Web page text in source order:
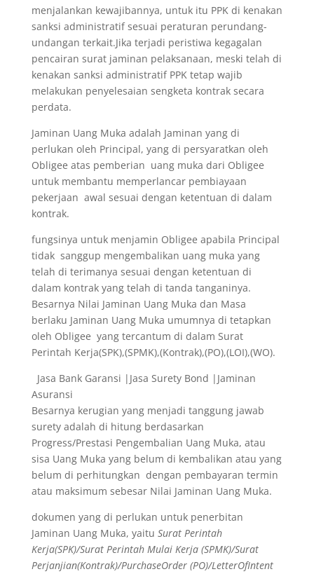
menjalankan kewajibannya, untuk itu PPK di kenakan
sanksi administratif sesuai peraturan perundang-
undangan terkait.Jika terjadi peristiwa kegagalan
pencairan surat jaminan pelaksanaan, meski telah di
kenakan sanksi administratif PPK tetap wajib
melakukan penyelesaian sengketa kontrak secara
perdata.
Jaminan Uang Muka adalah Jaminan yang di
perlukan oleh Principal, yang di persyaratkan oleh
Obligee atas pemberian uang muka dari Obligee
untuk membantu memperlancar pembiayaan
pekerjaan awal sesuai dengan ketentuan di dalam
kontrak.
fungsinya untuk menjamin Obligee apabila Principal
tidak sanggup mengembalikan uang muka yang
telah di terimanya sesuai dengan ketentuan di
dalam kontrak yang telah di tanda tanganinya.
Besarnya Nilai Jaminan Uang Muka dan Masa
berlaku Jaminan Uang Muka umumnya di tetapkan
oleh Obligee yang tercantum di dalam Surat
Perintah Kerja(SPK),(SPMK),(Kontrak),(PO),(LOI),(WO).
Jasa Bank Garansi |Jasa Surety Bond |Jaminan
Asuransi
Besarnya kerugian yang menjadi tanggung jawab
surety adalah di hitung berdasarkan
Progress/Prestasi Pengembalian Uang Muka, atau
sisa Uang Muka yang belum di kembalikan atau yang
belum di perhitungkan dengan pembayaran termin
atau maksimum sebesar Nilai Jaminan Uang Muka.
dokumen yang di perlukan untuk penerbitan
Jaminan Uang Muka, yaitu Surat Perintah
Kerja(SPK)/Surat Perintah Mulai Kerja (SPMK)/Surat
Perjanjian(Kontrak)/PurchaseOrder (PO)/LetterOfIntent